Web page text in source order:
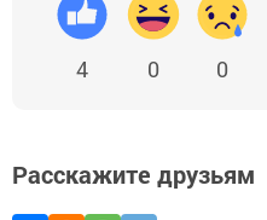
4 0 0
Расскажите друзьям